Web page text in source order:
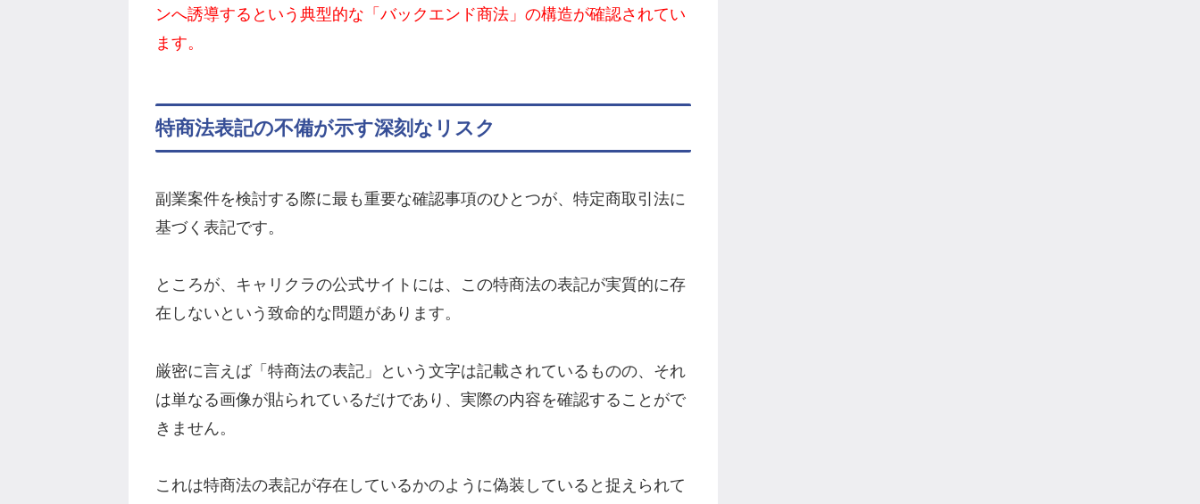
ンへ誘導するという典型的な「バックエンド商法」の構造が確認されてい
ます。
特商法表記の不備が示す深刻なリスク
副業案件を検討する際に最も重要な確認事項のひとつが、特定商取引法に
基づく表記です。
ところが、キャリクラの公式サイトには、この特商法の表記が実質的に存
在しないという致命的な問題があります。
厳密に言えば「特商法の表記」という文字は記載されているものの、それ
は単なる画像が貼られているだけであり、実際の内容を確認することがで
きません。
これは特商法の表記が存在しているかのように偽装していると捉えられて